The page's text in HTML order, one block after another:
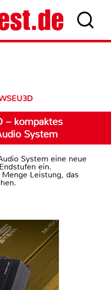
– kompaktes
System
System eine neue
ein.
Leistung, das